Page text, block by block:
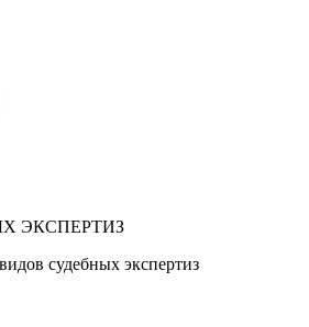
ЭКСПЕРТИЗ
судебных экспертиз